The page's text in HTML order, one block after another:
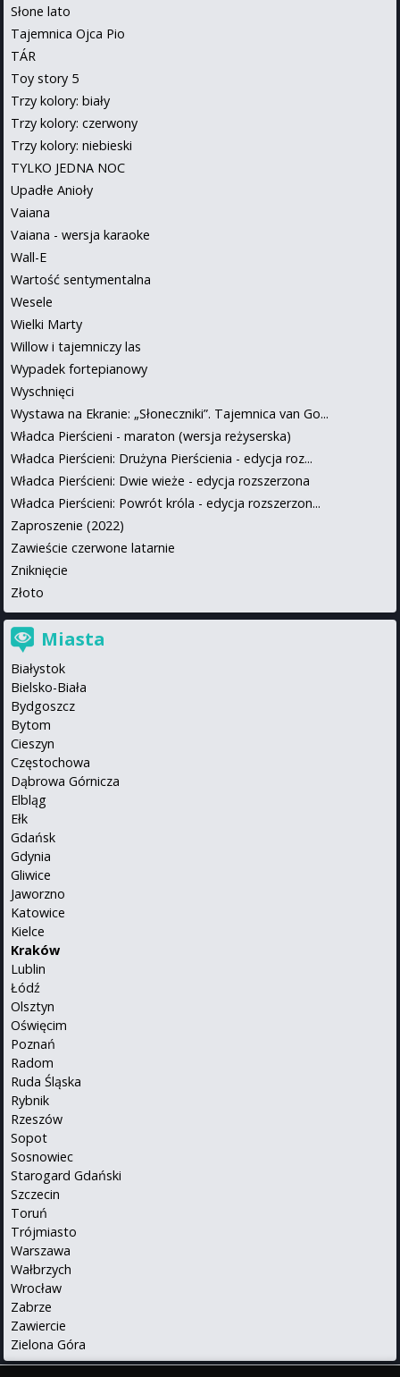
Słone lato
Tajemnica Ojca Pio
TÁR
Toy story 5
Trzy kolory: biały
Trzy kolory: czerwony
Trzy kolory: niebieski
TYLKO JEDNA NOC
Upadłe Anioły
Vaiana
Vaiana - wersja karaoke
Wall-E
Wartość sentymentalna
Wesele
Wielki Marty
Willow i tajemniczy las
Wypadek fortepianowy
Wyschnięci
Wystawa na Ekranie: „Słoneczniki”. Tajemnica van Go...
Władca Pierścieni - maraton (wersja reżyserska)
Władca Pierścieni: Drużyna Pierścienia - edycja roz...
Władca Pierścieni: Dwie wieże - edycja rozszerzona
Władca Pierścieni: Powrót króla - edycja rozszerzon...
Zaproszenie (2022)
Zawieście czerwone latarnie
Zniknięcie
Złoto
Miasta
Białystok
Bielsko-Biała
Bydgoszcz
Bytom
Cieszyn
Częstochowa
Dąbrowa Górnicza
Elbląg
Ełk
Gdańsk
Gdynia
Gliwice
Jaworzno
Katowice
Kielce
Kraków
Lublin
Łódź
Olsztyn
Oświęcim
Poznań
Radom
Ruda Śląska
Rybnik
Rzeszów
Sopot
Sosnowiec
Starogard Gdański
Szczecin
Toruń
Trójmiasto
Warszawa
Wałbrzych
Wrocław
Zabrze
Zawiercie
Zielona Góra